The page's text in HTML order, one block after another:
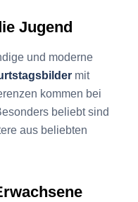
Jugend
und moderne
mit
kommen bei
beliebt sind
aus beliebten